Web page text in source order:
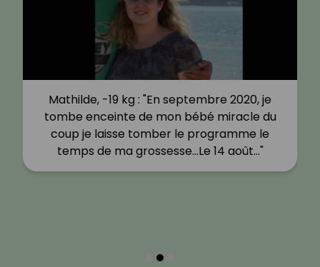
Mathilde, -19 kg : "En septembre 2020, je
tombe enceinte de mon bébé miracle du
coup je laisse tomber le programme le
temps de ma grossesse…Le 14 août…"